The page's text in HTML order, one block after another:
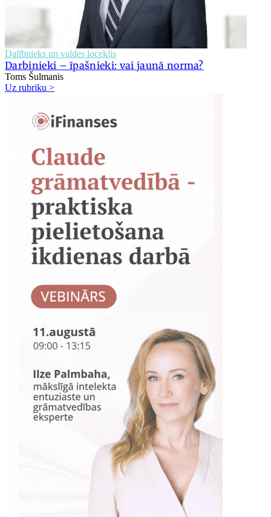
Dalībnieks un valdes loceklis
Darbinieki – īpašnieki: vai jaunā norma?
Toms Šulmanis
Uz rubriku >